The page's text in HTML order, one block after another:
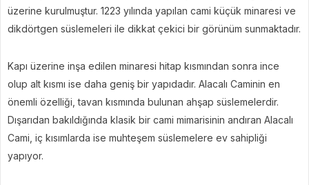
üzerine kurulmuştur. 1223 yılında yapılan cami küçük minaresi ve
dikdörtgen süslemeleri ile dikkat çekici bir görünüm sunmaktadır.
Kapı üzerine inşa edilen minaresi hitap kısmından sonra ince
olup alt kısmı ise daha geniş bir yapıdadır. Alacalı Caminin en
önemli özelliği, tavan kısmında bulunan ahşap süslemelerdir.
Dışarıdan bakıldığında klasik bir cami mimarisinin andıran Alacalı
Cami, iç kısımlarda ise muhteşem süslemelere ev sahipliği
yapıyor.